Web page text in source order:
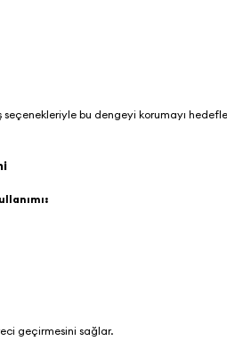
bu dengeyi korumayı
geçirmesini sağlar.